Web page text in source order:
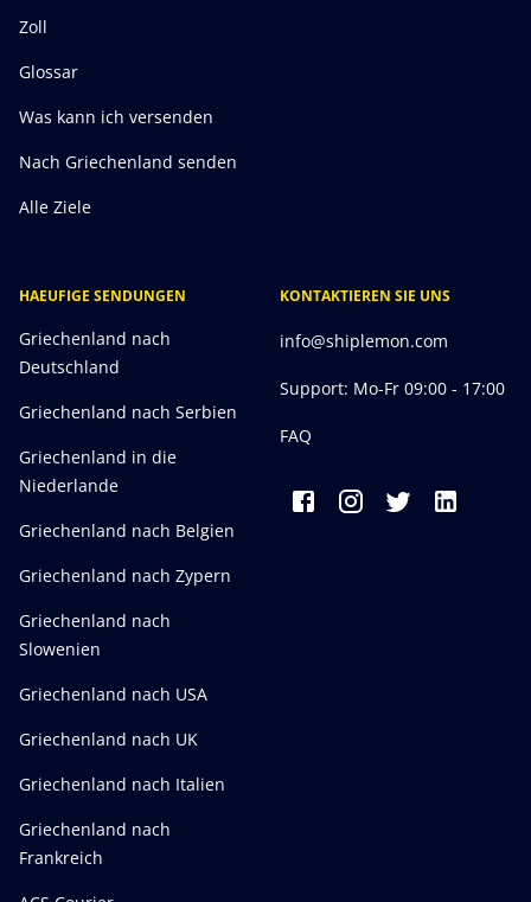
Zoll
Glossar
Was kann ich versenden
Nach Griechenland senden
Alle Ziele
HAEUFIGE SENDUNGEN
Griechenland nach
Deutschland
Griechenland nach Serbien
Griechenland in die
Niederlande
Griechenland nach Belgien
Griechenland nach Zypern
Griechenland nach
Slowenien
Griechenland nach USA
Griechenland nach UK
Griechenland nach Italien
Griechenland nach
Frankreich
KONTAKTIEREN SIE UNS
info@shiplemon.com
Support: Mo-Fr 09:00 - 17:00
FAQ